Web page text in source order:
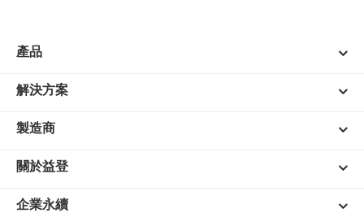
產品
解決方案
製造商
關於益登
企業永續